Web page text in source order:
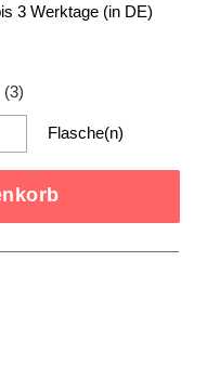
3 Werktage (in DE)
(3)
Flasche(n)